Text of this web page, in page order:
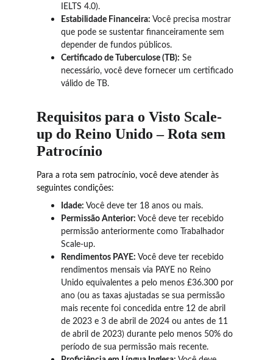
IELTS 4.0).
Estabilidade Financeira: Você precisa mostrar
que pode se sustentar financeiramente sem
depender de fundos públicos.
Certificado de Tuberculose (TB): Se
necessário, você deve fornecer um certificado
válido de TB.
Requisitos para o Visto Scale-
up do Reino Unido – Rota sem
Patrocínio
Para a rota sem patrocínio, você deve atender às
seguintes condições:
Idade: Você deve ter 18 anos ou mais.
Permissão Anterior: Você deve ter recebido
permissão anteriormente como Trabalhador
Scale-up.
Rendimentos PAYE: Você deve ter recebido
rendimentos mensais via PAYE no Reino
Unido equivalentes a pelo menos £36.300 por
ano (ou as taxas ajustadas se sua permissão
mais recente foi concedida entre 12 de abril
de 2023 e 3 de abril de 2024 ou antes de 11
de abril de 2023) durante pelo menos 50% do
período de sua permissão mais recente.